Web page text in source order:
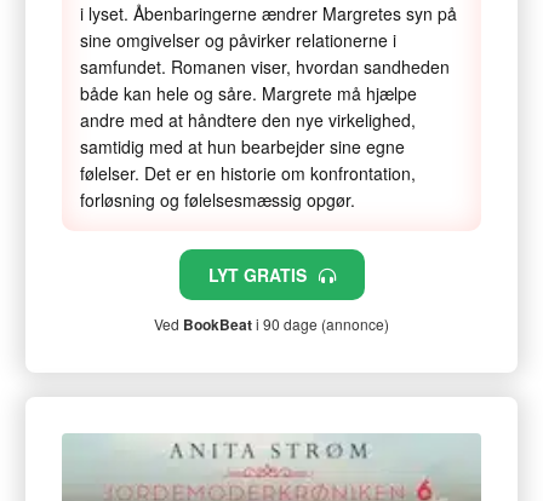
i lyset. Åbenbaringerne ændrer Margretes syn på
sine omgivelser og påvirker relationerne i
samfundet. Romanen viser, hvordan sandheden
både kan hele og såre. Margrete må hjælpe
andre med at håndtere den nye virkelighed,
samtidig med at hun bearbejder sine egne
følelser. Det er en historie om konfrontation,
forløsning og følelsesmæssig opgør.
LYT GRATIS
Ved BookBeati 90 dage (annonce)